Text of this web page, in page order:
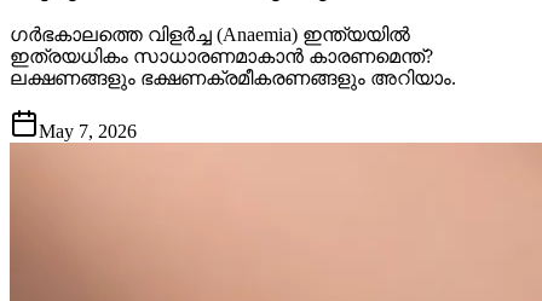
ഗർഭകാലത്തെ വിളർച്ച (Anaemia) ഇന്ത്യയിൽ
ഇത്രയധികം സാധാരണമാകാൻ കാരണമെന്ത്?
ലക്ഷണങ്ങളും ഭക്ഷണക്രമീകരണങ്ങളും അറിയാം.
May 7, 2026